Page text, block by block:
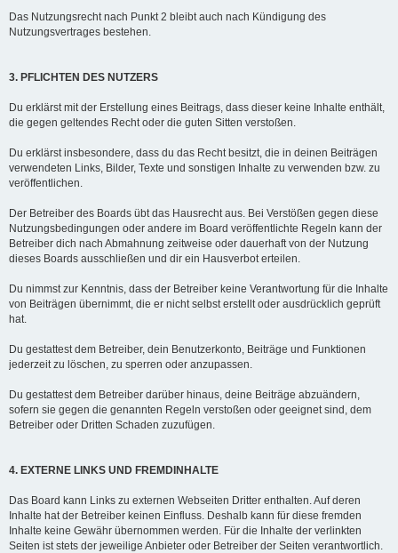
Das Nutzungsrecht nach Punkt 2 bleibt auch nach Kündigung des
Nutzungsvertrages bestehen.
3. PFLICHTEN DES NUTZERS
Du erklärst mit der Erstellung eines Beitrags, dass dieser keine Inhalte enthält,
die gegen geltendes Recht oder die guten Sitten verstoßen.
Du erklärst insbesondere, dass du das Recht besitzt, die in deinen Beiträgen
verwendeten Links, Bilder, Texte und sonstigen Inhalte zu verwenden bzw. zu
veröffentlichen.
Der Betreiber des Boards übt das Hausrecht aus. Bei Verstößen gegen diese
Nutzungsbedingungen oder andere im Board veröffentlichte Regeln kann der
Betreiber dich nach Abmahnung zeitweise oder dauerhaft von der Nutzung
dieses Boards ausschließen und dir ein Hausverbot erteilen.
Du nimmst zur Kenntnis, dass der Betreiber keine Verantwortung für die Inhalte
von Beiträgen übernimmt, die er nicht selbst erstellt oder ausdrücklich geprüft
hat.
Du gestattest dem Betreiber, dein Benutzerkonto, Beiträge und Funktionen
jederzeit zu löschen, zu sperren oder anzupassen.
Du gestattest dem Betreiber darüber hinaus, deine Beiträge abzuändern,
sofern sie gegen die genannten Regeln verstoßen oder geeignet sind, dem
Betreiber oder Dritten Schaden zuzufügen.
4. EXTERNE LINKS UND FREMDINHALTE
Das Board kann Links zu externen Webseiten Dritter enthalten. Auf deren
Inhalte hat der Betreiber keinen Einfluss. Deshalb kann für diese fremden
Inhalte keine Gewähr übernommen werden. Für die Inhalte der verlinkten
Seiten ist stets der jeweilige Anbieter oder Betreiber der Seiten verantwortlich.